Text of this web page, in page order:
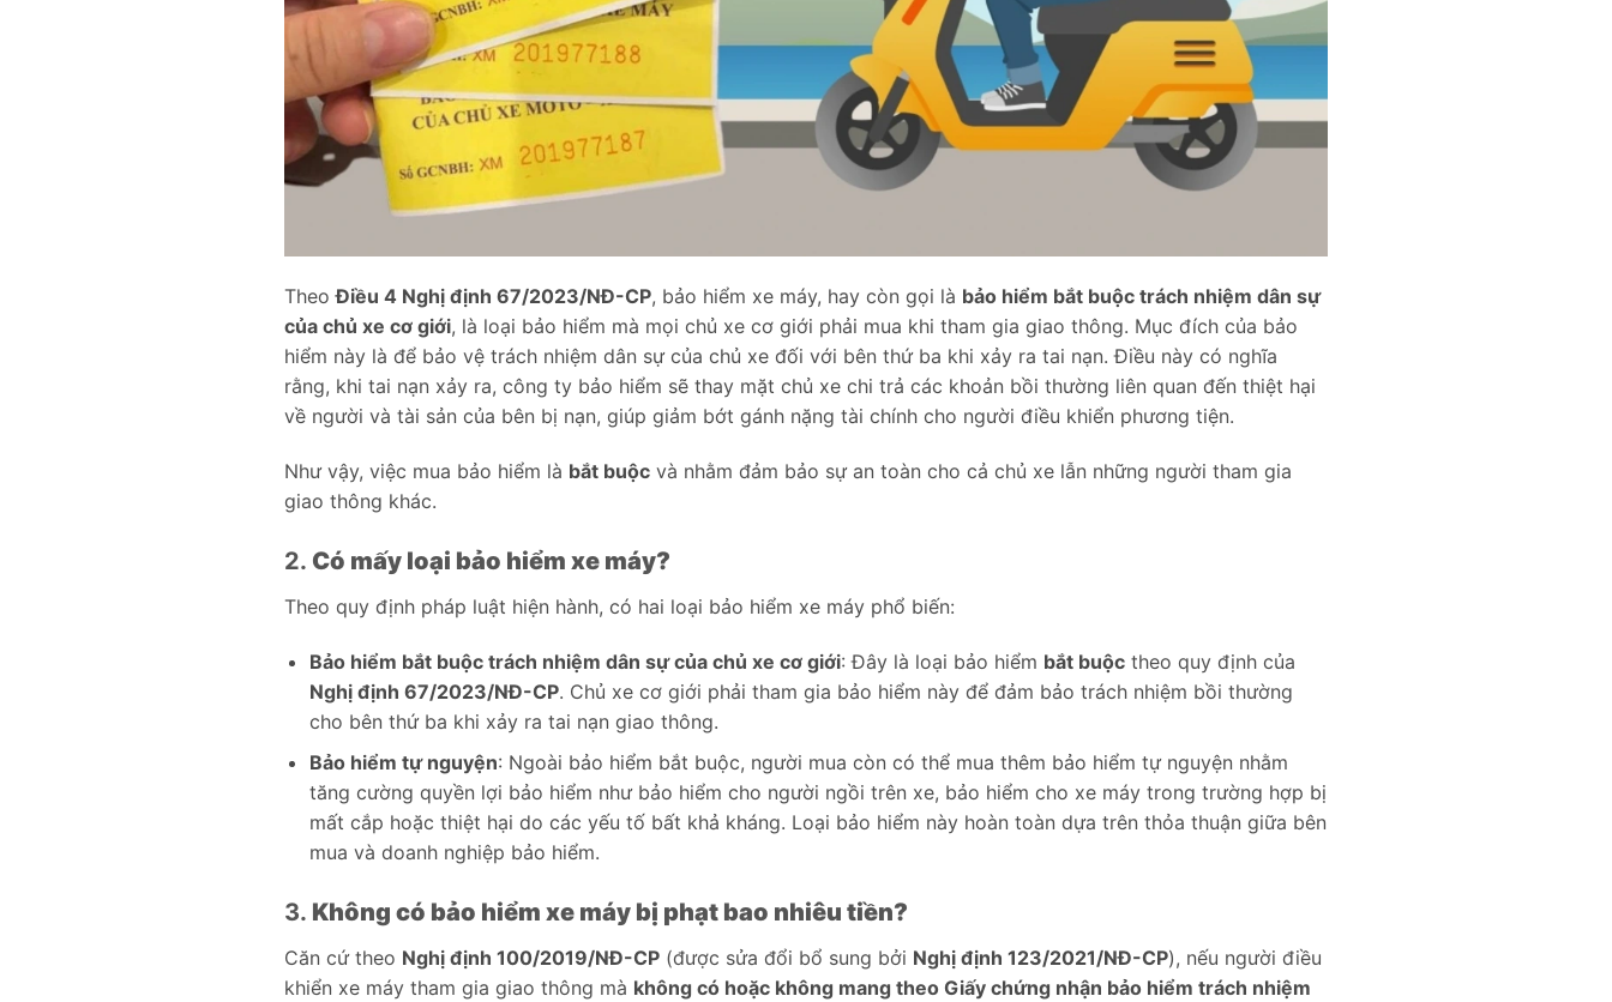
TheoĐiều 4 Nghị định 67/2023/NĐ-CP, bảo hiểm xe máy, hay còn gọi là bảo hiểm bắt buộc trách nhiệm dân sự
của chủ xe cơ giới, là loại bảo hiểm mà mọi chủ xe cơ giới phải mua khi tham gia giao thông. Mục đích của bảo
hiểm này là để bảo vệ trách nhiệm dân sự của chủ xe đối với bên thứ ba khi xảy ra tai nạn. Điều này có nghĩa
rằng, khi tai nạn xảy ra, công ty bảo hiểm sẽ thay mặt chủ xe chi trả các khoản bồi thường liên quan đến thiệt hại
về người và tài sản của bên bị nạn, giúp giảm bớt gánh nặng tài chính cho người điều khiển phương tiện.
Như vậy, việc mua bảo hiểm là bắt buộc và nhằm đảm bảo sự an toàn cho cả chủ xe lẫn những người tham gia
giao thông khác.
2. Có mấy loại bảo hiểm xe máy?
Theo quy định pháp luật hiện hành, có hai loại bảo hiểm xe máy phổ biến:
Bảo hiểm bắt buộc trách nhiệm dân sự của chủ xe cơ giới: Đây là loại bảo hiểm bắt buộctheo quy định của
Nghị định 67/2023/NĐ-CP. Chủ xe cơ giới phải tham gia bảo hiểm này để đảm bảo trách nhiệm bồi thường
cho bên thứ ba khi xảy ra tai nạn giao thông.
Bảo hiểm tự nguyện: Ngoài bảo hiểm bắt buộc, người mua còn có thể mua thêm bảo hiểm tự nguyện nhằm
tăng cường quyền lợi bảo hiểm như bảo hiểm cho người ngồi trên xe, bảo hiểm cho xe máy trong trường hợp bị
mất cắp hoặc thiệt hại do các yếu tố bất khả kháng. Loại bảo hiểm này hoàn toàn dựa trên thỏa thuận giữa bên
mua và doanh nghiệp bảo hiểm.
3. Không có bảo hiểm xe máy bị phạt bao nhiêu tiền?
Căn cứ theo Nghị định 100/2019/NĐ-CP (được sửa đổi bổ sung bởi Nghị định 123/2021/NĐ-CP), nếu người điều
khiển xe máy tham gia giao thông mà không có hoặc không mang theo Giấy chứng nhận bảo hiểm trách nhiệm